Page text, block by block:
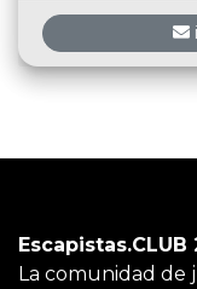
Escapistas.CLUB
La comunidad de